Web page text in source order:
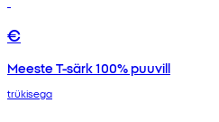
€
Meeste T-särk 100% puuvill
trükisega